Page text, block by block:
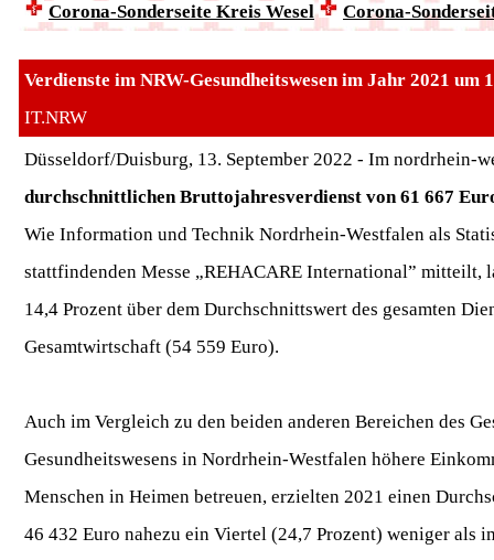
Corona-Sonderseite Kreis Wesel Corona-
Verdienste im NRW-Gesundheitswesen im Jahr 2021
IT.NRW
Düsseldorf/Duisburg, 13. September 2022 - Im nordrhein-
durchschnittlichen Bruttojahresverdienst von 61 667
Wie Information und Technik Nordrhein-Westfalen als
stattfindenden Messe „REHACARE International” mitteilt,
14,4 Prozent über dem Durchschnittswert des gesamten
Gesamtwirtschaft (54 559 Euro).
Auch im Vergleich zu den beiden anderen Bereichen des
Gesundheitswesens in Nordrhein-Westfalen höhere
Menschen in Heimen betreuen, erzielten 2021 einen
46 432 Euro nahezu ein Viertel (24,7 Prozent) weniger als